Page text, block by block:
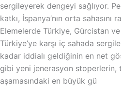
sergileyerek dengeyi sağlıyor.
katkı, İspanya’nın orta
Elemelerde Türkiye, Gürcistan
Türkiye’ye karşı iç sahada
kadar iddialı geldiğinin en net
gibi yeni jenerasyon stoperlerin,
aşamasındaki en büyük gü